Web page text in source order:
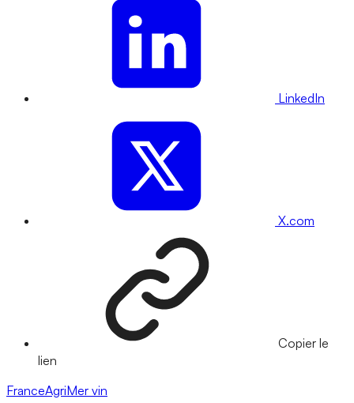
LinkedIn
X.com
Copier le
lien
FranceAgriMer vin